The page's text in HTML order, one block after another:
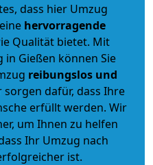
dass hier Umzug
hervorragende
Qualität bietet. Mit
Gießen können Sie
reibungslos und
dafür, dass Ihre
erfüllt werden. Wir
um Ihnen zu helfen
Ihr Umzug nach
ist.